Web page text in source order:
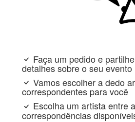
Faça um pedido e
detalhes sobre o seu evento
Vamos escolher a dedo
correspondentes para você
Escolha um artista entre
correspondências